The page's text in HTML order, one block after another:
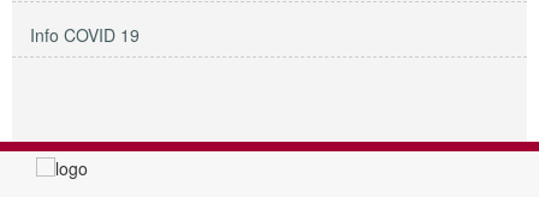
Info COVID 19